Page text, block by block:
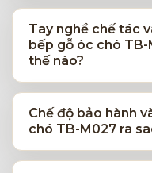
Tay nghề chế tác
bếp gỗ óc chó
thế nào?
Chế độ bảo hành
chó TB-M027 ra